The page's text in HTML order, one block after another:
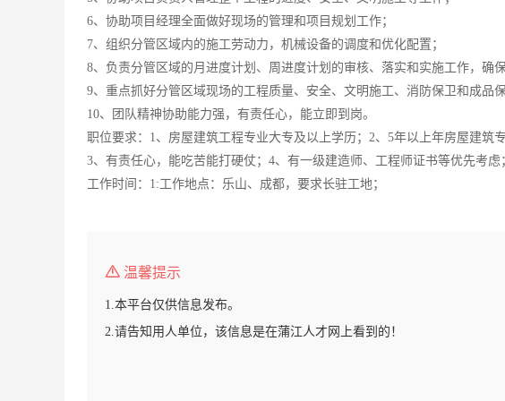
6、协助项目经理全面做好现场的管理和项目规划工作；
7、组织分管区域内的施工劳动力，机械设备的调度和优化配置；
8、负责分管区域的月进度计划、周进度计划的审核、落实和实施工作，确
9、重点抓好分管区域现场的工程质量、安全、文明施工、消防保卫和成品保
10、团队精神协助能力强，有责任心，能立即到岗。
职位要求：1、房屋建筑工程专业大专及以上学历；2、5年以上年房屋建
3、有责任心，能吃苦能打硬仗；4、有一级建造师、工程师证书等优先考虑
工作时间：1:工作地点：乐山、成都，要求长驻工地；
温馨提示
1.本平台仅供信息发布。
2.请告知用人单位，该信息是在蒲江人才网上看到的！